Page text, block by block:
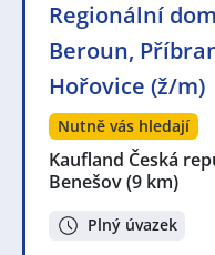
Regionální
Beroun,
Hořovice (ž/m)
Nutně vás hledají
Kaufland Česká
Benešov(9 km)
Plný úvazek